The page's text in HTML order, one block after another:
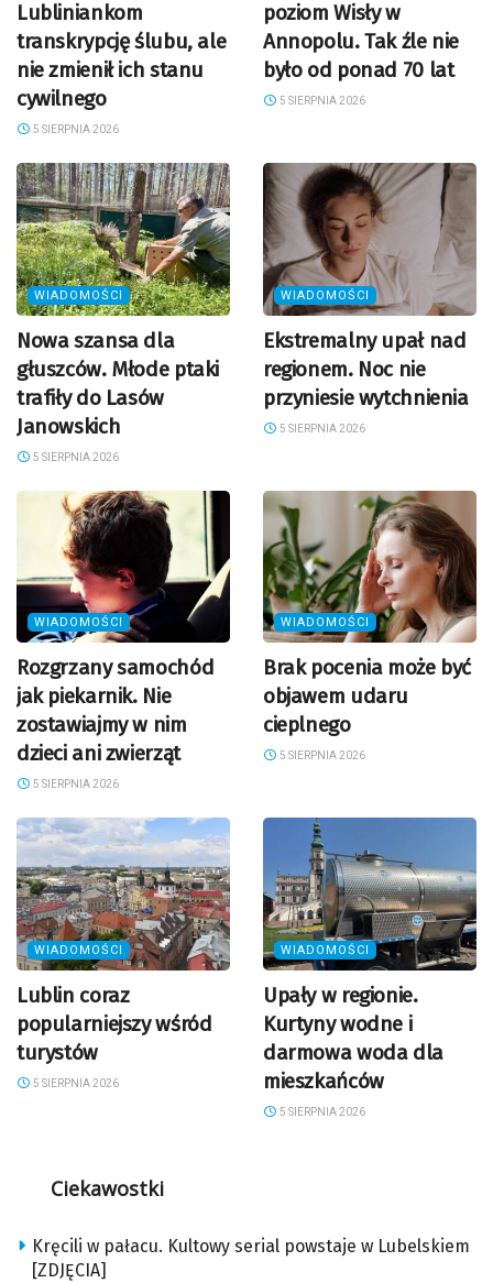
Lubliniankom
transkrypcję ślubu, ale
nie zmienił ich stanu
cywilnego
5 SIERPNIA 2026
poziom Wisły w
Annopolu. Tak źle nie
było od ponad 70 lat
5 SIERPNIA 2026
WIADOMOŚCI
Nowa szansa dla
głuszców. Młode ptaki
trafiły do Lasów
Janowskich
5 SIERPNIA 2026
WIADOMOŚCI
Ekstremalny upał nad
regionem. Noc nie
przyniesie wytchnienia
5 SIERPNIA 2026
WIADOMOŚCI
Rozgrzany samochód
jak piekarnik. Nie
zostawiajmy w nim
dzieci ani zwierząt
5 SIERPNIA 2026
WIADOMOŚCI
Brak pocenia może być
objawem udaru
cieplnego
5 SIERPNIA 2026
WIADOMOŚCI
Lublin coraz
popularniejszy wśród
turystów
5 SIERPNIA 2026
WIADOMOŚCI
Upały w regionie.
Kurtyny wodne i
darmowa woda dla
mieszkańców
5 SIERPNIA 2026
Ciekawostki
Kręcili w pałacu. Kultowy serial powstaje w Lubelskiem
[ZDJĘCIA]